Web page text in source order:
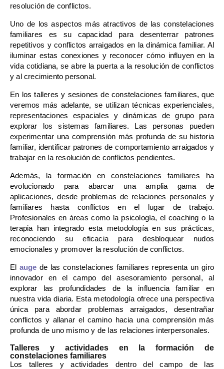
resolución de conflictos.
Uno de los aspectos más atractivos de las constelaciones
familiares es su capacidad para desenterrar patrones
repetitivos y conflictos arraigados en la dinámica familiar. Al
iluminar estas conexiones y reconocer cómo influyen en la
vida cotidiana, se abre la puerta a la resolución de conflictos
y al crecimiento personal.
En los talleres y sesiones de constelaciones familiares, que
veremos más adelante, se utilizan técnicas experienciales,
representaciones espaciales y dinámicas de grupo para
explorar los sistemas familiares. Las personas pueden
experimentar una comprensión más profunda de su historia
familiar, identificar patrones de comportamiento arraigados y
trabajar en la resolución de conflictos pendientes.
Además, la formación en constelaciones familiares ha
evolucionado para abarcar una amplia gama de
aplicaciones, desde problemas de relaciones personales y
familiares hasta conflictos en el lugar de trabajo.
Profesionales en áreas como la psicología, el coaching o la
terapia han integrado esta metodología en sus prácticas,
reconociendo su eficacia para desbloquear nudos
emocionales y promover la resolución de conflictos.
Elauge de las constelaciones familiares representa un giro
innovador en el campo del asesoramiento personal, al
explorar las profundidades de la influencia familiar en
nuestra vida diaria. Esta metodología ofrece una perspectiva
única para abordar problemas arraigados, desentrañar
conflictos y allanar el camino hacia una comprensión más
profunda de uno mismo y de las relaciones interpersonales.
Talleres y actividades en la formación de
constelaciones familiares
Los talleres y actividades dentro del campo de las